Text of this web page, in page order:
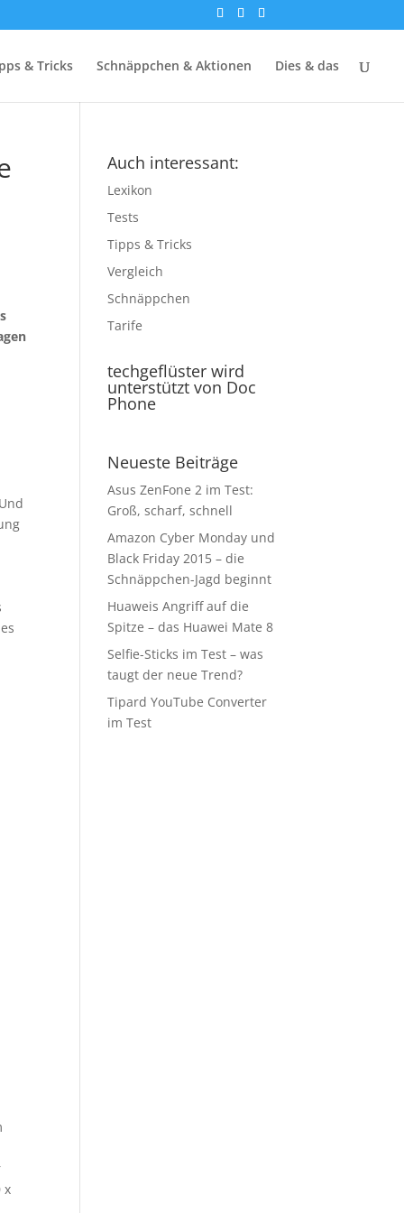
& Tricks Schnäppchen & Aktionen Dies & das
x
Auch interessant:
Lexikon
Tests
Tipps & Tricks
Vergleich
Schnäppchen
Tarife
techgeflüster wird
unterstützt von Doc
Phone
Neueste Beiträge
Asus ZenFone 2 im Test:
Groß, scharf, schnell
Amazon Cyber Monday und
Black Friday 2015 – die
Schnäppchen-Jagd beginnt
Huaweis Angriff auf die
Spitze – das Huawei Mate 8
Selfie-Sticks im Test – was
taugt der neue Trend?
Tipard YouTube Converter
im Test